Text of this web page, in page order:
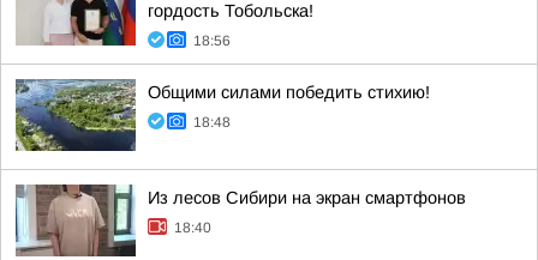
гордость Тобольска!
18:56
Общими силами победить стихию!
18:48
Из лесов Сибири на экран смартфонов
18:40